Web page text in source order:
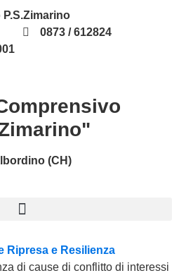
0873 / 612824
(CH)
Ripresa e Resilienza
di cause di conflitto di interessi